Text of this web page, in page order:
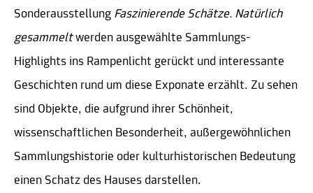
Sonderausstellung Faszinierende Schätze. Natürlich
gesammeltwerden ausgewählte Sammlungs-
Highlights ins Rampenlicht gerückt und interessante
Geschichten rund um diese Exponate erzählt. Zu sehen
sind Objekte, die aufgrund ihrer Schönheit,
wissenschaftlichen Besonderheit, außergewöhnlichen
Sammlungshistorie oder kulturhistorischen Bedeutung
einen Schatz des Hauses darstellen.